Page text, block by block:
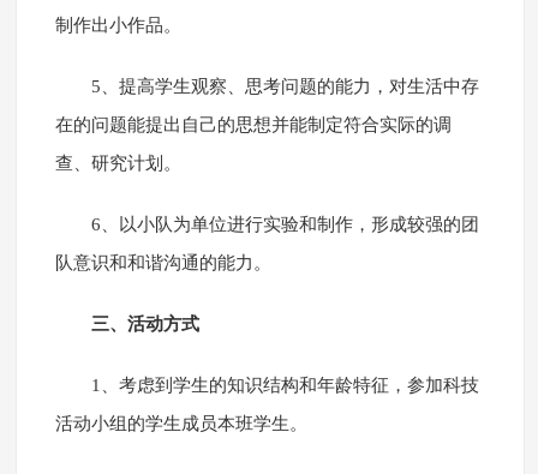
制作出小作品。
5、提高学生观察、思考问题的能力，对生活中存
在的问题能提出自己的思想并能制定符合实际的调
查、研究计划。
6、以小队为单位进行实验和制作，形成较强的团
队意识和和谐沟通的能力。
三、活动方式
1、考虑到学生的知识结构和年龄特征，参加科技
活动小组的学生成员本班学生。